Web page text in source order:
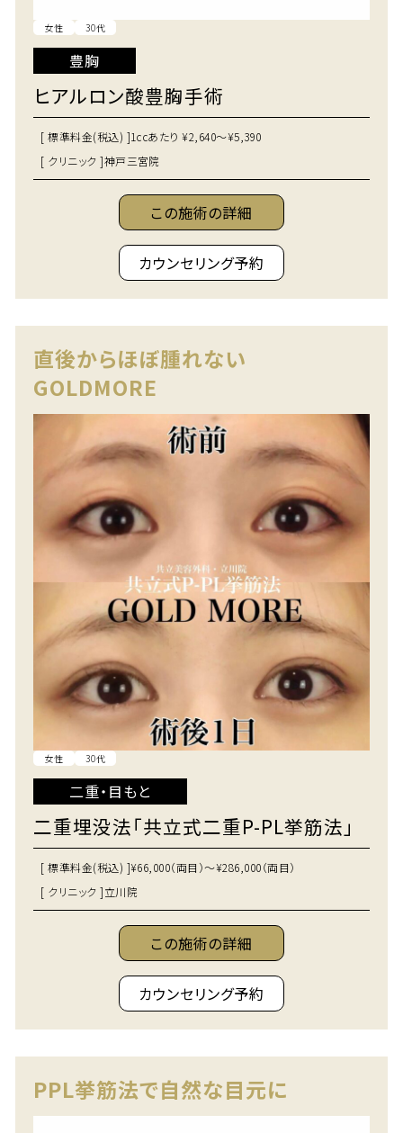
女性 30代
豊胸
ヒアルロン酸豊胸手術
[ 標準料金(税込) ]1ccあたり ¥2,640～¥5,390
[ クリニック ]神戸三宮院
この施術の詳細
カウンセリング予約
直後からほぼ腫れない
GOLDMORE
女性 30代
二重・目もと
二重埋没法「共立式二重P-PL挙筋法」
[ 標準料金(税込) ]¥66,000（両目）～¥286,000（両目）
[ クリニック ]立川院
この施術の詳細
カウンセリング予約
PPL挙筋法で自然な目元に